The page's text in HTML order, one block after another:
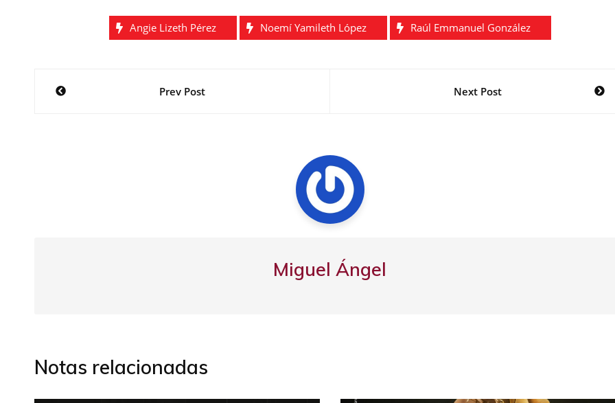
Angie Lizeth Pérez Noemí Yamileth López Raúl Emmanuel González
NavegaciónPrev Post Next Post
Miguel Ángel
Notas relacionadas